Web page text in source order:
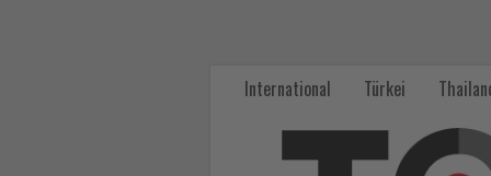
International Türkei